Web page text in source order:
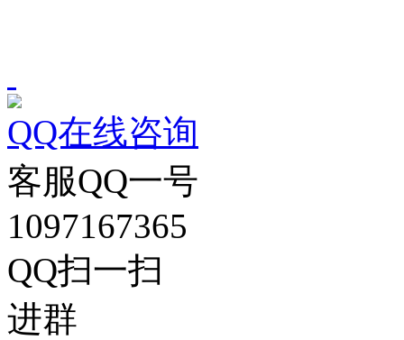
QQ在线咨询
客服QQ一号
1097167365
QQ扫一扫
进群